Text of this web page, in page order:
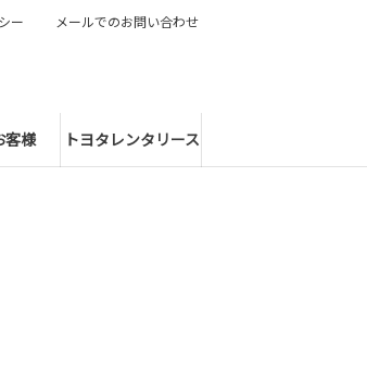
客様 トヨタレンタリース
ー メールでのお問い合わせ